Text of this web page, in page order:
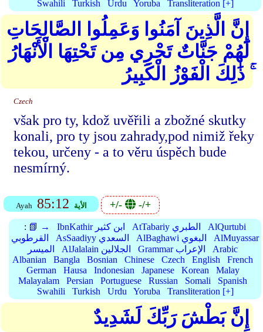
Swahili
Turkish Urdu Yoruba Transliteration [+]
إِنَّ الَّذِينَ آمَنُوا وَعَمِلُوا الصَّالِحَاتِ
لَهُمْ جَنَّاتٌ تَجْرِي مِن تَحْتِهَا الْأَنْهَارُ
ۚ ذَٰلِكَ الْفَوْزُ الْكَبِيرُ
Czech
však pro ty, kdož uvěřili a zbožné skutky
konali, pro ty jsou zahrady,pod nimiž řeky
tekou, určeny - a to věru úspěch bude
nesmírný.
Ayah 85:12 الأية +/- -/+
: 📗 → IbnKathir ابن كثير AtTabariy الطبري
AlQurtubi
القرطوبي
AsSaadiyy السعدي AlBaghawi البغوي
AlMuyassar
الميسر
AlJalalain الجلالين Grammar الإعراب
Arabic
Albanian
Bangla Bosnian Chinese Czech English
French
German
Hausa Indonesian Japanese Korean
Malay
Malayalam
Persian Portuguese Russian Somali
Spanish
Swahili
Turkish Urdu Yoruba Transliteration [+]
إِنَّ بَطْشَ رَبِّكَ لَشَدِيدٌ